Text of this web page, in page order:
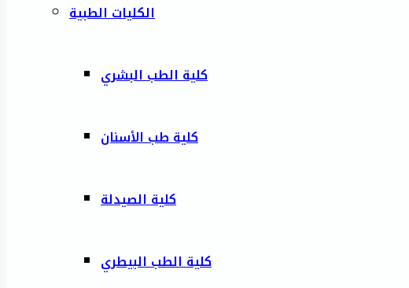
الكليات الطبية
كلية الطب البشري
كلية طب الأسنان
كلية الصيدلة
كلية الطب البيطري